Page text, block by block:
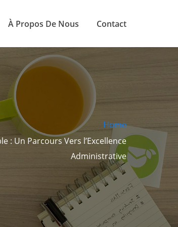
À Propos De Nous Contact
Home
: Un Parcours Vers l’Excellence
Administrative